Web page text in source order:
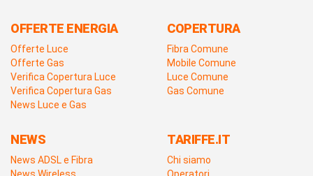
OFFERTE ENERGIA
Offerte Luce
Offerte Gas
Verifica Copertura Luce
Verifica Copertura Gas
News Luce e Gas
COPERTURA
Fibra Comune
Mobile Comune
Luce Comune
Gas Comune
NEWS
News ADSL e Fibra
News Wireless
TARIFFE.IT
Chi siamo
Operatori